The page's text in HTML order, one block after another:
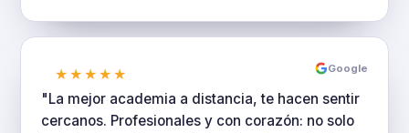
★★★★★ Google
"La mejor academia a distancia, te hacen sentir
cercanos. Profesionales y con corazón: no solo